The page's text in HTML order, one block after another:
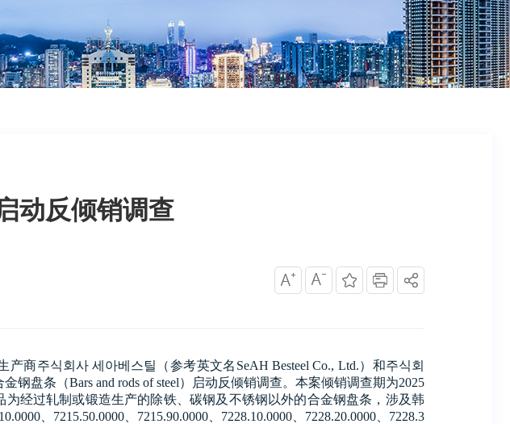
动反倾销调查
产商주식회사 세아베스틸（参考英文名 SeAH Besteel Co., Ltd.）和주식회
钢盘条（Bars and rods of steel）启动反倾销调查。本案倾销调查期为2025
为经过轧制或锻造生产的除铁、碳钢及不锈钢以外的合金钢盘条，涉及韩
、7215.50.0000、7215.90.0000、7228.10.0000、7228.20.0000、7228.3